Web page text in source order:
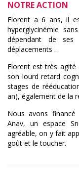
NOTRE ACTION
Florent a 6 ans, il
hyperglycinémie
dépendant de
déplacements …
Florent est très
son lourd retard
stages de
an), également de la
Nous avons financé
Anav, un espace
agréable, on y fait
goût et le toucher.